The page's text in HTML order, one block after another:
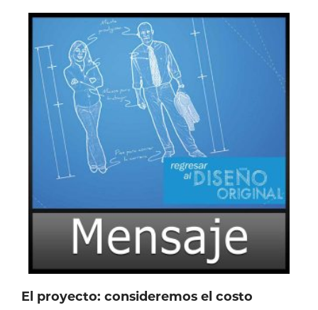
El proyecto: consideremos el costo